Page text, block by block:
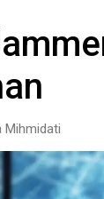
Mihmidati